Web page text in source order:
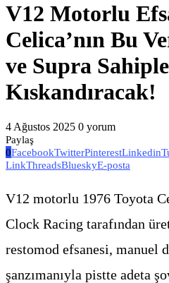
V12 Motorlu
Celica’nın Bu
ve Supra
Kıskandıracak!
4 Ağustos 2025 0 yorum
Paylaş
0FacebookTwitterPinterestLinkedin
LinkThreadsBlueskyE-posta
V12 motorlu 1976 Toyota
Clock Racing tarafından
restomod efsanesi, manuel
şanzımanıyla pistte adeta